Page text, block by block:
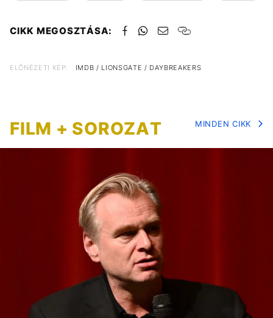
CIKK MEGOSZTÁSA:
ELŐNÉZETI KÉP: IMDB / LIONSGATE / DAYBREAKERS
FILM + SOROZAT MINDEN CIKK